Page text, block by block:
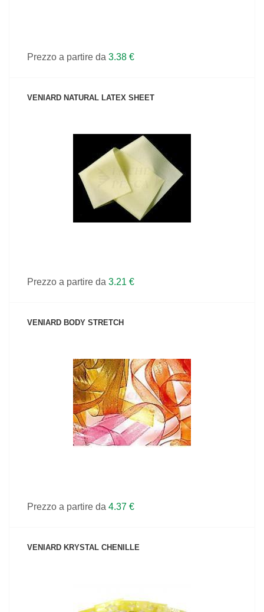
Prezzo a partire da 3.38 €
VENIARD NATURAL LATEX SHEET
VEDI IL PRODOTTO
Prezzo a partire da 3.21 €
VENIARD BODY STRETCH
VEDI IL PRODOTTO
Prezzo a partire da 4.37 €
VENIARD KRYSTAL CHENILLE
VEDI IL PRODOTTO